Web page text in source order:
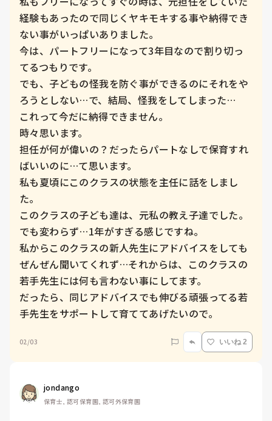
経験もあったので同じくヤキモキする事や納得でき
ない事がいっぱいありました。
今は、パートフリーになって3年目なので割り切っ
てるつもりです。
でも、子どもの怪我を防ぐ事ができるのにそれをや
ろうとしない…で、結局、怪我をしてしまった…
これって今だに納得できません。
時々思います。
担任が何が偉いの？だったらパートなしで保育すれ
ばいいのに…て思います。
私も夏頃にこのクラスの状態を主任に話をしまし
た。
このクラスの子ども達は、元私の教え子達でした。
でも変わらず…1年がすぎる感じですね。
私からこのクラスの新人先生にアドバイスをしても
ぜんぜん聞いてくれず…それからは、このクラスの
若手先生には何も言わない事にしてます。
だったら、同じアドバイスでも伸びる頑張ってる若
手先生をサポートして育ててあげたいので。
02/03 いいね 2
jondango
保育士, 認可保育園, 認可外保育園